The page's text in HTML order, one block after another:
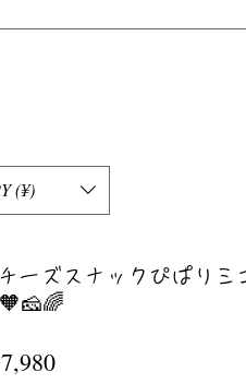
ーズスナックぴぱりミ
価
(¥)